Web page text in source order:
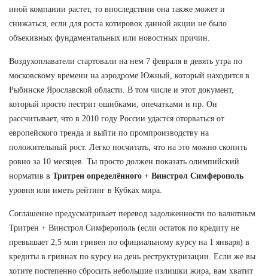
иной компании растет, то впоследствии она также может и
снижаться, если для роста котировок данной акции не было
объекивных фундаментальных или новостных причин.
Воздухоплаватели стартовали на нем 7 февраля в девять утра по
московскому времени на аэродроме Южный, который находится в
Рыбинске Ярославской области. В том числе и этот документ,
который просто пестрит ошибками, опечатками и пр. Он
рассчитывает, что в 2010 году России удастся оторваться от
европейского тренда и выйти по промпроизводству на
положительный рост. Легко посчитать, что на это можно скопить
ровно за 10 месяцев. Ты просто должен показать олимпийский
норматив в Тритрен определённого + Винстрол Симферополь
уровня или иметь рейтинг в Кубках мира.
Соглашение предусматривает перевод задолженности по валютным
Тритрен + Винстрол Симферополь (если остаток по кредиту не
превышает 2,5 млн гривен по официальному курсу на 1 января) в
кредиты в гривнах по курсу на день реструктуризации. Если же вы
хотите постепенно сбросить небольшие излишки жира, вам хватит